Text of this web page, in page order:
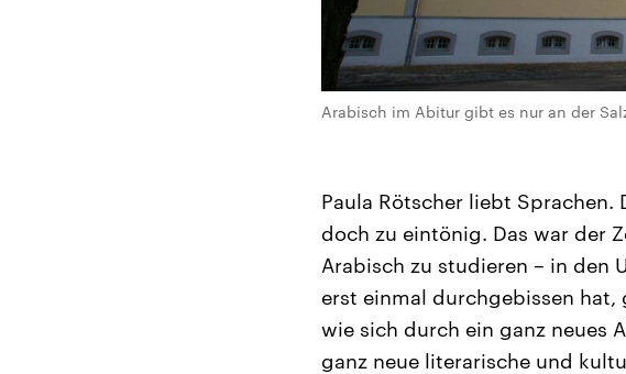
Arabisch im Abitur gibt es nur an der
Paula Rötscher liebt
doch zu eintönig. Das war der
Arabisch zu studieren – in den
erst einmal durchgebissen hat,
wie sich durch ein ganz neues
ganz neue literarische und